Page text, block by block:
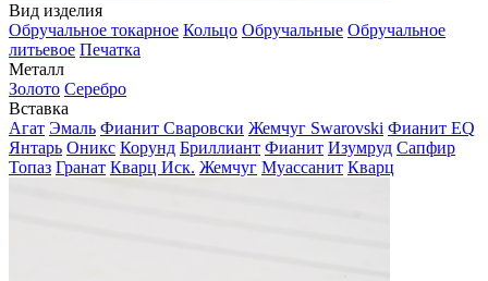
Вид изделия
Обручальное токарное Кольцо Обручальные Обручальное
литьевое Печатка
Металл
Золото Серебро
Вставка
Агат Эмаль Фианит Сваровски Жемчуг Swarovski Фианит EQ
Янтарь Оникс Корунд Бриллиант Фианит Изумруд Сапфир
Топаз Гранат Кварц Иск. Жемчуг Муассанит Кварц